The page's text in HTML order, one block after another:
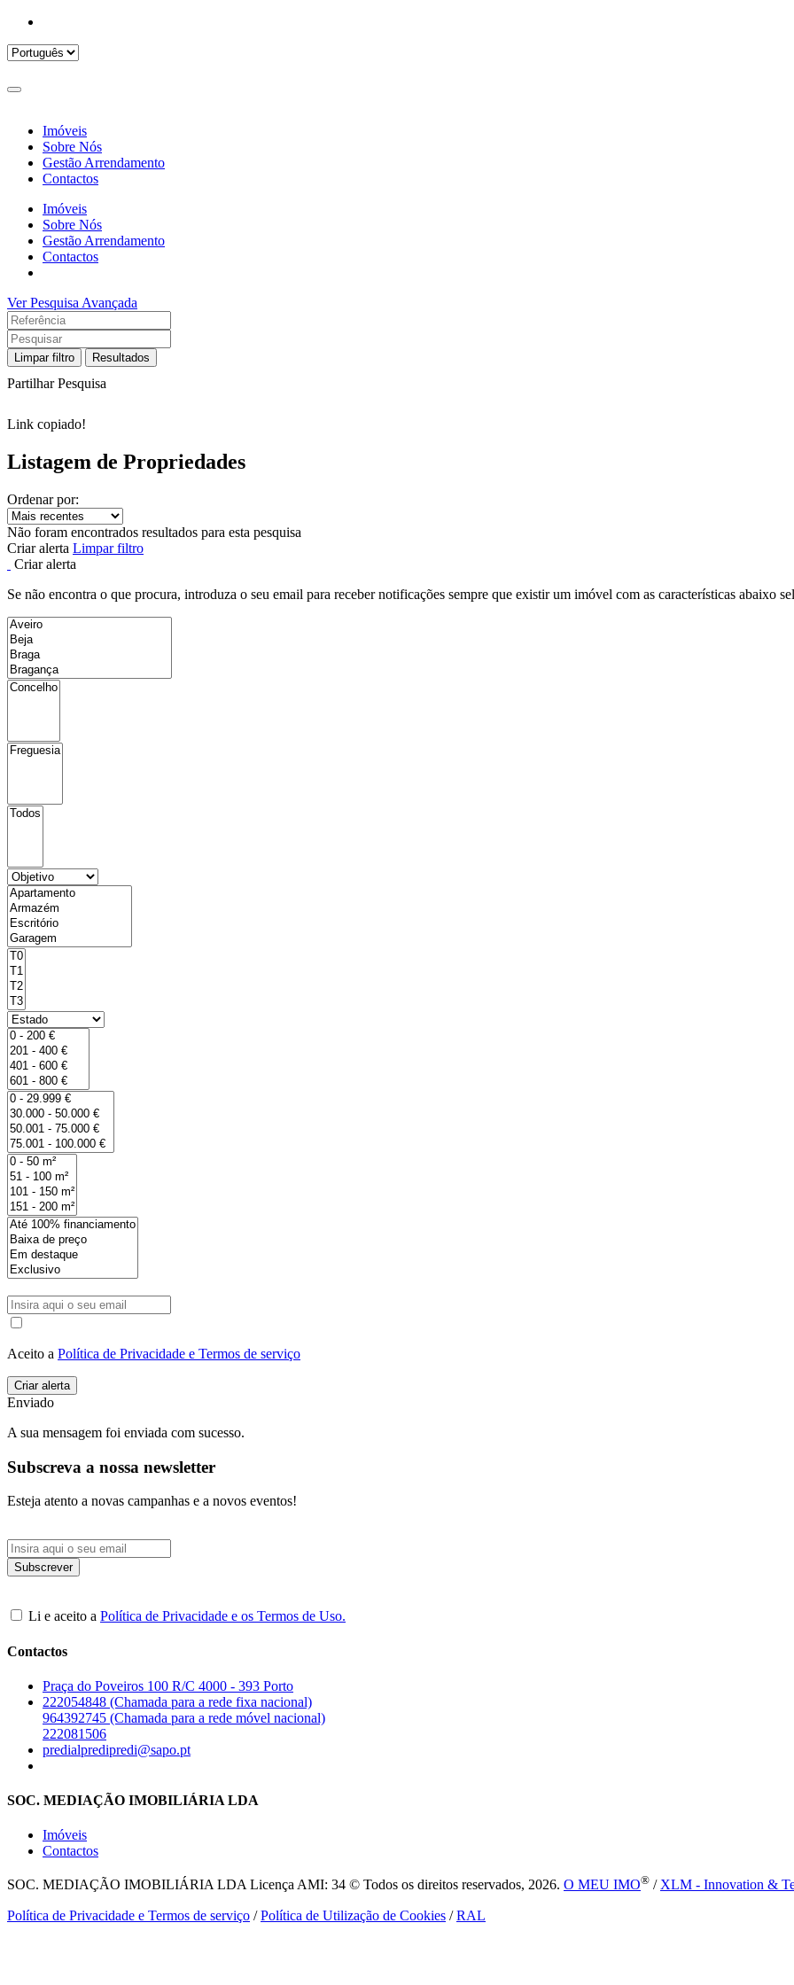
Imóveis
Sobre Nós
Gestão Arrendamento
Contactos
Imóveis
Sobre Nós
Gestão Arrendamento
Contactos
Ver Pesquisa Avançada
Limpar filtro Resultados
Partilhar Pesquisa
Link copiado!
Listagem de Propriedades
Ordenar por:
Não foram encontrados resultados para esta pesquisa
Criar alerta Limpar filtro
Criar alerta
Se não encontra o que procura, introduza o seu email para receber notificações sempre que existir um imóvel com as características abaixo
Aceito a Política de Privacidade e Termos de serviço
Enviado
A sua mensagem foi enviada com sucesso.
Subscreva a nossa newsletter
Esteja atento a novas campanhas e a novos eventos!
Li e aceito a Política de Privacidade e os Termos de Uso.
Contactos
Praça do Poveiros 100 R/C 4000 - 393 Porto
222054848 (Chamada para a rede fixa nacional)
964392745 (Chamada para a rede móvel nacional)
222081506
predialpredipredi@sapo.pt
SOC. MEDIAÇÃO IMOBILIÁRIA LDA
Imóveis
Contactos
SOC. MEDIAÇÃO IMOBILIÁRIA LDALicença AMI: 34 © Todos os direitos reservados, 2026. O MEU IMO® /XLM - Innovation &
Política de Privacidade e Termos de serviço /Política de Utilização de Cookies /RAL